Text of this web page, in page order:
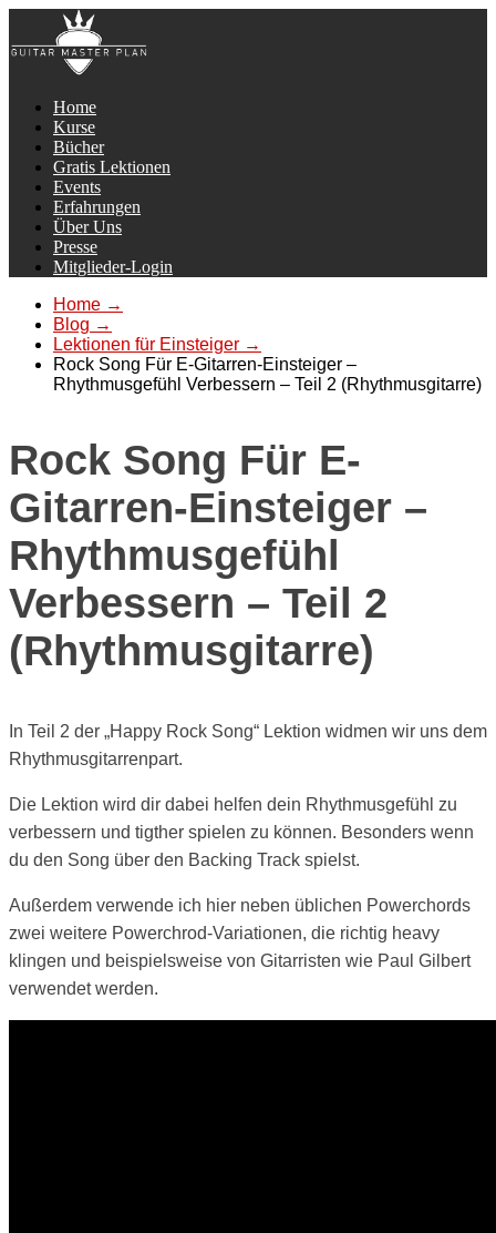
Home
Kurse
Bücher
Gratis Lektionen
Events
Erfahrungen
Über Uns
Presse
Mitglieder-Login
Home →
Blog →
Lektionen für Einsteiger →
Rock Song Für E-Gitarren-Einsteiger –
Rhythmusgefühl Verbessern – Teil 2 (Rhythmusgitarre)
Rock Song Für E-
Gitarren-Einsteiger –
Rhythmusgefühl
Verbessern – Teil 2
(Rhythmusgitarre)
In Teil 2 der „Happy Rock Song“ Lektion widmen wir uns dem
Rhythmusgitarrenpart.
Die Lektion wird dir dabei helfen dein Rhythmusgefühl zu
verbessern und tigther spielen zu können. Besonders wenn
du den Song über den Backing Track spielst.
Außerdem verwende ich hier neben üblichen Powerchords
zwei weitere Powerchrod-Variationen, die richtig heavy
klingen und beispielsweise von Gitarristen wie Paul Gilbert
verwendet werden.